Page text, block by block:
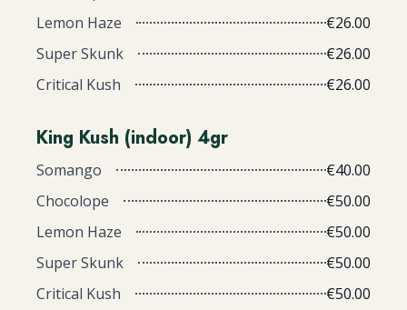
Lemon Haze
€26.00
Super Skunk
€26.00
Critical Kush
€26.00
King Kush (indoor) 4gr
Somango
€40.00
Chocolope
€50.00
Lemon Haze
€50.00
Super Skunk
€50.00
Critical Kush
€50.00